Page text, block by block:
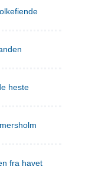
heste
fra havet